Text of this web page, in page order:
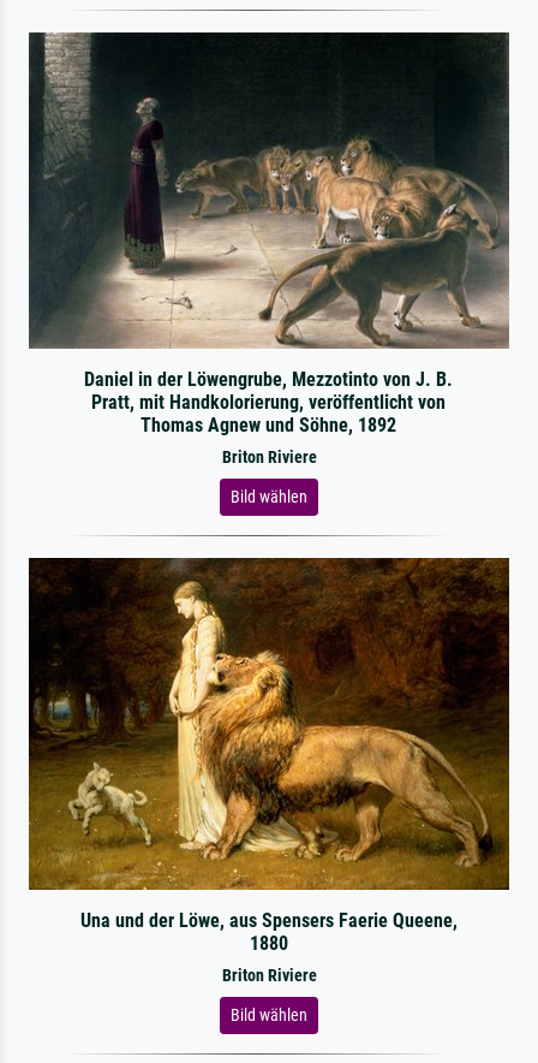
Daniel in der Löwengrube, Mezzotinto von J. B.
Pratt, mit Handkolorierung, veröffentlicht von
Thomas Agnew und Söhne, 1892
Briton Riviere
Bild wählen
Una und der Löwe, aus Spensers Faerie Queene,
1880
Briton Riviere
Bild wählen